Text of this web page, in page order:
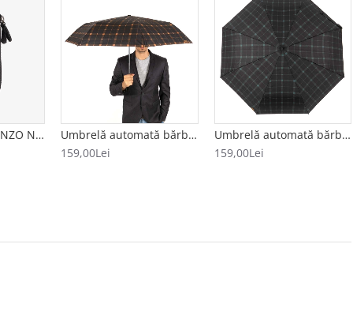
Breloc din piele ENZO NORI model AVA negru
Umbrelă automată bărbați model CUADRADO negru-portocăliu
159,00Lei
Umbrelă automată bărbați model CUADRADO negru-verde
159,00Lei